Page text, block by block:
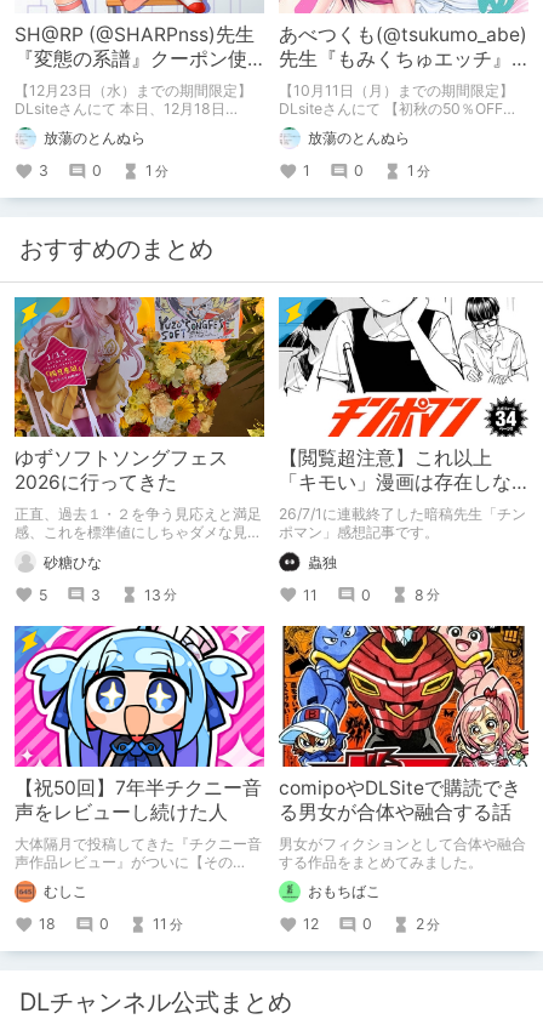
SH@RP (@SHARPnss)先生
『変態の系譜』クーポン使
用で20％OFF!!
【12月23日（水）までの期間限定】
DLsiteさんにて 本日、12月18日
（金）より販売が開始された SH@RP
先生の 『変態の系譜』が クーポン使
用でなんと20％OFFで購入頂けます
クーポン使用には 【1円以上のマン
ガ・CG・イラスト有料作品を3作品以
が えっちマンガ・CG・イラスト作品
が大豊作の今 悩む必要がないほど 二
放蕩のとんぬら
3
0 1 分
あべつくも(@tsukumo_abe)
先生『もみくちゅエッチ』
クーポンご使用で
50％OFF♥
【10月11日（月）までの期間限定】
DLsiteさんにて 【初秋の50％OFFク
ーポン】大好評配布中!!! あべつくも
先生の電子単行本 『もみくちゅエッ
チ』も 販売価格 1,100円 → クーポン
ご使用で50％OFFの 550円と 大変お
求めやすくなっております! ぜひこの
放蕩のとんぬら
1
0 1 分
おすすめのまとめ
ゆずソフトソングフェス
2026に行ってきた
正直、過去１・２を争う見応えと満足
感、これを標準値にしちゃダメな見本
かも
砂糖ひな
5
3 13 分
【閲覧超注意】これ以上
「キモい」漫画は存在しな
い？チンポマンとかいう
「魂の殺人」の完成形
26/7/1に連載終了した暗稿先生「チン
ポマン」感想記事です。
蟲独
11
0 8 分
【祝50回】7年半チクニー音
声をレビューし続けた人
大体隔月で投稿してきた『チクニー音
声作品レビュー』がついに【その
50】を迎えました！ 約7年半チクニー
し続け、おシコり報告をしてきただけ
ですけど記念は記念。 皆様への感謝
を伝えたり、これまでの投稿を振り返
ります。
むしこ
18
0 11 分
comipoやDLSiteで購読でき
る男女が合体や融合する話
男女がフィクションとして合体や融合
する作品をまとめてみました。
おもちばこ
12
0 2分
DLチャンネル公式まとめ